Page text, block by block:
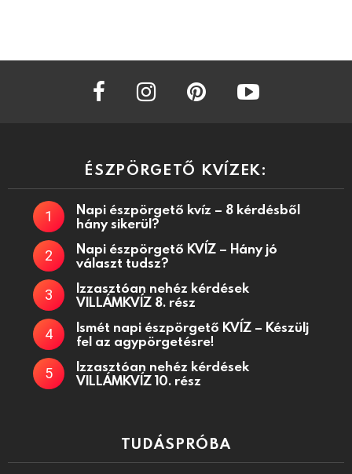
facebook instagram
ÉSZPÖRGETŐ KVÍZEK:
Napi észpörgető kvíz – 8 kérdésből
hány sikerül?
Napi észpörgető KVÍZ – Hány jó
választ tudsz?
Izzasztóan nehéz kérdések
VILLÁMKVÍZ 8. rész
Ismét napi észpörgető KVÍZ – Készülj
fel az agypörgetésre!
Izzasztóan nehéz kérdések
VILLÁMKVÍZ 10. rész
TUDÁSPRÓBA